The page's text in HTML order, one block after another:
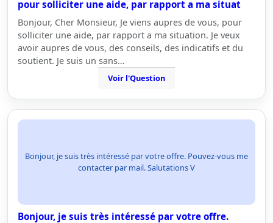
pour solliciter une aide, par rapport a ma situat
Bonjour, Cher Monsieur, Je viens aupres de vous, pour
solliciter une aide, par rapport a ma situation. Je veux
avoir aupres de vous, des conseils, des indicatifs et du
soutient. Je suis un sans…
Voir l'Question
Bonjour, je suis très intéressé par votre offre. Pouvez-vous me
contacter par mail. Salutations V
Bonjour, je suis très intéressé par votre offre.